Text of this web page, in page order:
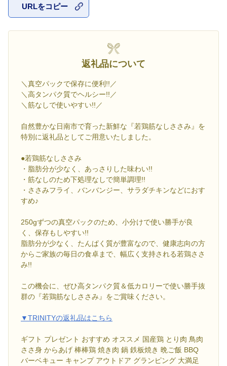
URLをコピー
返礼品について
＼真空パックで保存に便利!!／
＼高タンパク質でヘルシー!!／
＼筋なしで使いやすい!!／
自然豊かな日南市で育った新鮮な『若鶏筋なしささみ』を
特別に返礼品としてご用意いたしました。
●若鶏筋なしささみ
・脂肪分が少なく、あっさりした味わい!!
・筋なしのため下処理なしで簡単調理!!
・ささみフライ、バンバンジー、サラダチキンなどにおす
すめ♪
250gずつの真空パックのため、小分けで使い勝手が良
く、保存もしやすい!!
脂肪分が少なく、たんぱく質が豊富なので、健康志向の方
からご家族の毎日の食卓まで、幅広く支持される若鶏ささ
み!!
この機会に、ぜひ高タンパク質＆低カロリーで使い勝手抜
群の『若鶏筋なしささみ』をご賞味ください。
▼TRINITYの返礼品はこちら
ギフト プレゼント おすすめ オススメ 国産鶏 とり肉 鳥肉
ささ身 からあげ 棒棒鶏 焼き肉 鍋 鉄板焼き 晩ご飯 BBQ
バーベキュー キャンプ アウトドア グランピング 大満足